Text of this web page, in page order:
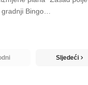
Bingo…
Sljedeći